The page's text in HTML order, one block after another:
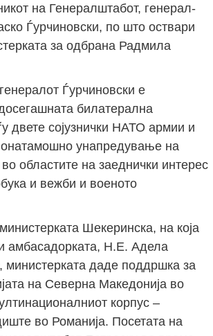
на Генералштабот, генерал-
Ѓурчиновски, по што оствари
за одбрана Радмила
Ѓурчиновски е
билатерална
двете сојузнички НАТО армии и
унапредување на
областите на заеднички интерес
и вежби и военото
Шекеринска, на која
амбасадорката, Н.Е. Адела
министерката даде поддршка за
на Северна Македонија во
корпус –
во Романија. Посетата на